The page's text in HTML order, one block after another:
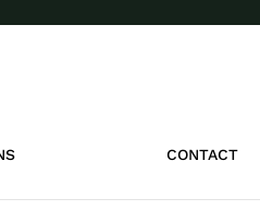
CONTACT